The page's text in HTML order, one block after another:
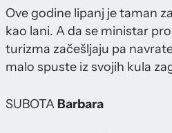
Ove godine lipanj je taman
kao lani. A da se ministar
turizma začešljaju pa
malo spuste iz svojih kula
SUBOTA Barbara